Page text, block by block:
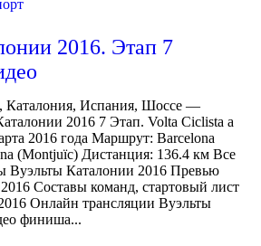
2016. Этап 7
Каталония, Испания, Шоссе —
2016 7 Этап. Volta Ciclista a
2016 года Маршрут: Barcelona
(Montjuïc) Дистанция: 136.4 км Все
Вуэльты Каталонии 2016 Превью
Составы команд, стартовый лист
Онлайн трансляции Вуэльты
финиша...